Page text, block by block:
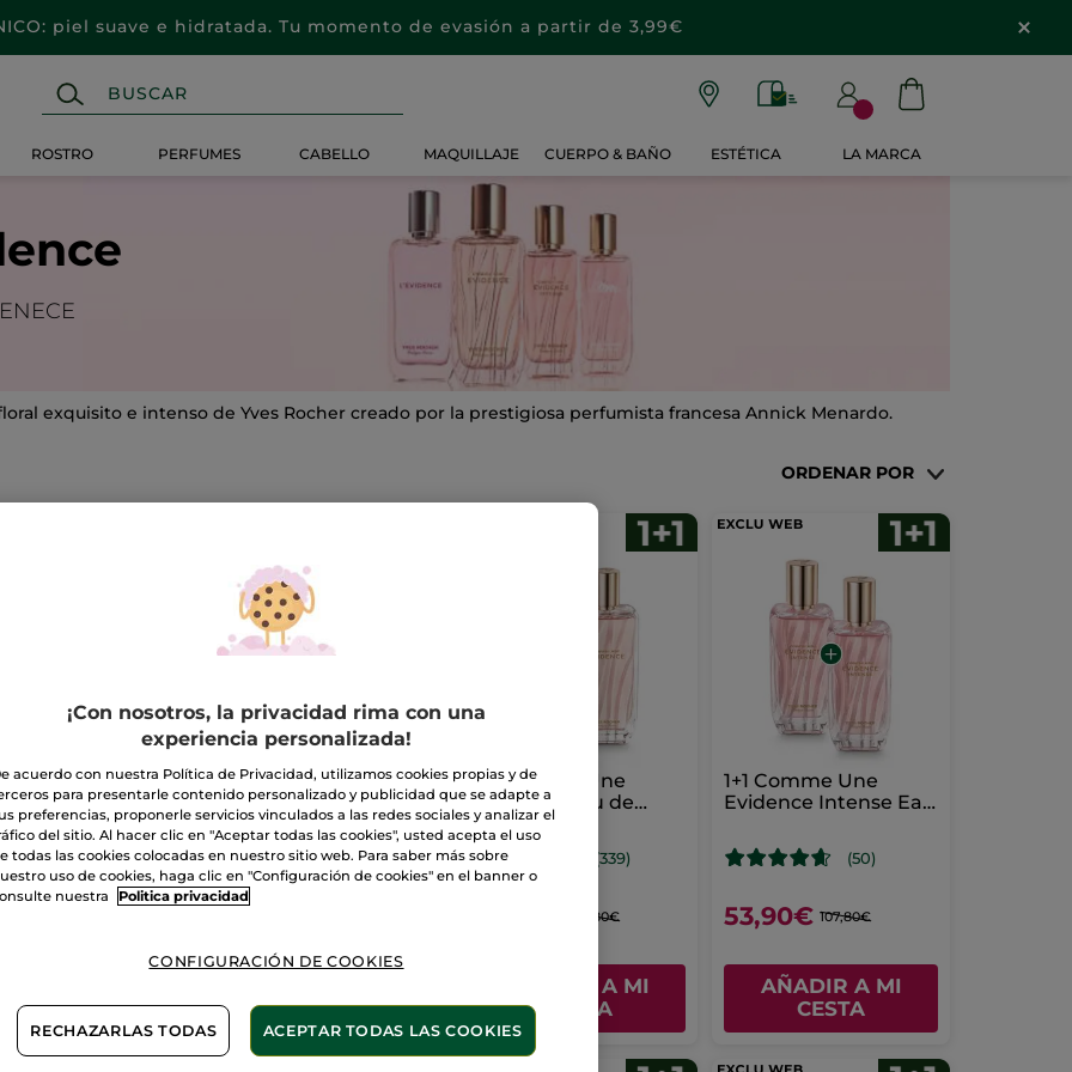
piel suave e hidratada. Tu momento de evasión a partir de 3,99€
ROSTRO PERFUMES CABELLO MAQUILLAJE CUERPO & BAÑO ESTÉTICA LA MARCA
exquisito e intenso de Yves Rocher creado por la prestigiosa perfumista francesa Annick Menardo.
ORDENAR POR
Comme
Evidence - Eau
Parfum
en Spray 100 ml
(3842)
CESTA
Crema de manos -
Comme Une
Evidence
30 ml
(82)
3,50€
CESTA
1+1 Comme Une
Evidence Eau de
Parfum 100 ml
(339)
139,80€
AÑADIR A MI
CESTA
1+1 Comme Une
Evidence Intense Eau
(50)
53,90€ 107,80€
AÑADIR A MI
CESTA
¡Con nosotros, la privacidad rima con una
experiencia personalizada!
acuerdo con nuestra Política de Privacidad, utilizamos cookies propias y de
para presentarle contenido personalizado y publicidad que se adapte a
preferencias, proponerle servicios vinculados a las redes sociales y analizar el
del sitio. Al hacer clic en "Aceptar todas las cookies", usted acepta el uso
todas las cookies colocadas en nuestro sitio web. Para saber más sobre
uso de cookies, haga clic en "Configuración de cookies" en el banner o
nuestra
Politica privacidad
CONFIGURACIÓN DE COOKIES
RECHAZARLAS TODAS ACEPTAR TODAS LAS COOKIES